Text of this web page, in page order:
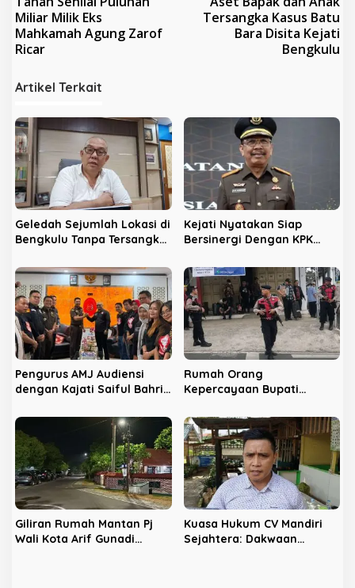
v
i
g
a
i
p
o
s
Miliar Milik Eks
Mahkamah Agung Zarof
Ricar
Tersangka Kasus Batu
Bara Disita Kejati
Bengkulu
Artikel Terkait
Geledah Sejumlah Lokasi di
Bengkulu Tanpa Tersangka,
Kejati Nyatakan Siap
Bersinergi Dengan KPK
Bengkulu
Pengurus AMJ Audiensi
dengan Kajati Saiful Bahri
Rumah Orang
Kepercayaan Bupati
Digeledah KPK
Giliran Rumah Mantan Pj
Wali Kota Arif Gunadi
Kuasa Hukum CV Mandiri
Sejahtera: Dakwaan